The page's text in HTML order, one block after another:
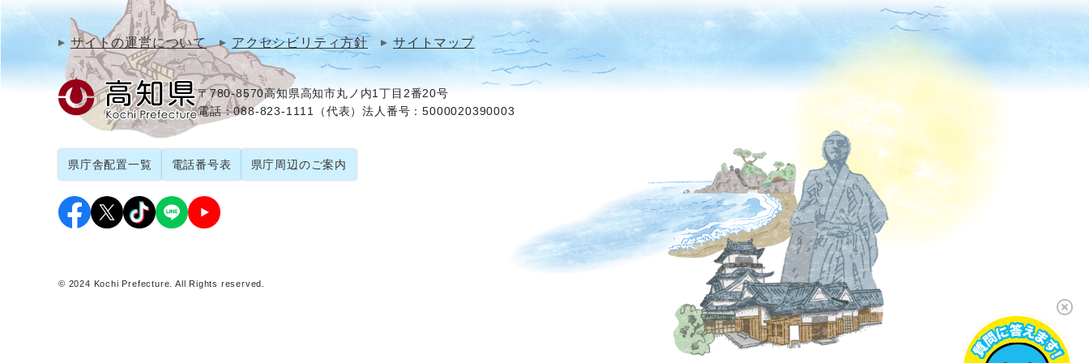
サイトの運営について アクセシビリティ方針 サイトマップ
〒780-8570高知県高知市丸ノ内1丁目2番20号
電話：088-823-1111（代表）法人番号：5000020390003
県庁舎配置一覧 電話番号表 県庁周辺のご案内
© 2024 Kochi Prefecture. All Rights reserved.